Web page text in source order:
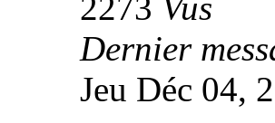
Dernier
Jeu Déc 04,